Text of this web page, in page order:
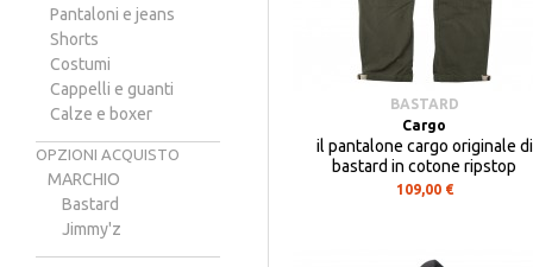
BASTARD
Cargo
il pantalone cargo originale di
bastard in cotone ripstop
109,00 €
Pantaloni e jeans
Shorts
Costumi
Cappelli e guanti
Calze e boxer
OPZIONI ACQUISTO
MARCHIO
Bastard
Jimmy'z